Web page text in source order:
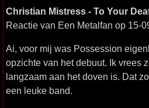
Christian Mistress - To Your
Reactie van Een Metalfan op 15-
Ai, voor mij was Possession
opzichte van het debuut. Ik vrees
langzaam aan het doven is. Dat
een leuke band.